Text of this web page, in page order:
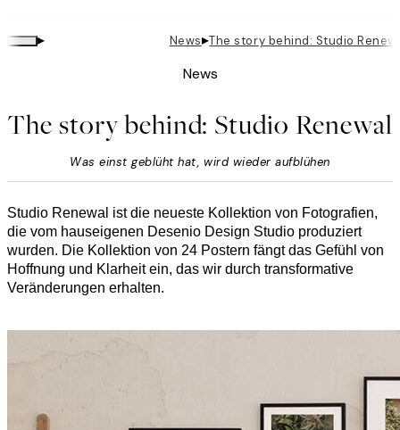
▸ News▸The story behind: Studio
News
The story behind: Studio Renewal
Was einst geblüht hat, wird wieder aufblühen
Studio Renewal ist die neueste Kollektion von Fotografien,
die vom hauseigenen Desenio Design Studio produziert
wurden. Die Kollektion von 24 Postern fängt das Gefühl von
Hoffnung und Klarheit ein, das wir durch transformative
Veränderungen erhalten.